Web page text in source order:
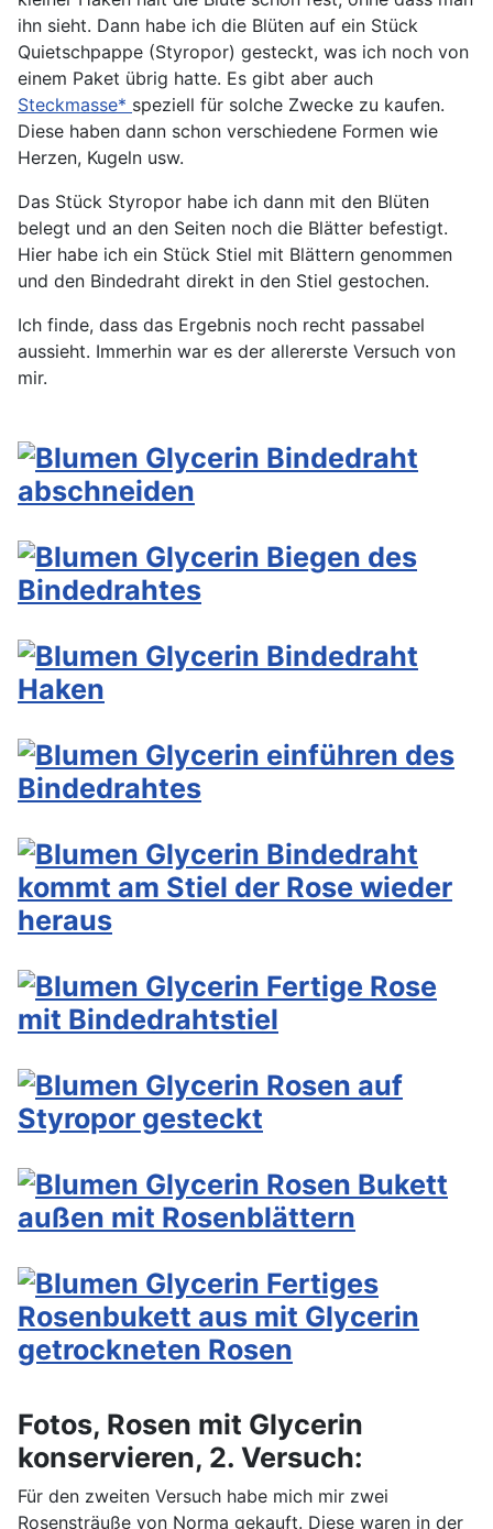
ihn sieht. Dann habe ich die Blüten auf ein Stück
Quietschpappe (Styropor) gesteckt, was ich noch von
einem Paket übrig hatte. Es gibt aber auch
Steckmasse* speziell für solche Zwecke zu kaufen.
Diese haben dann schon verschiedene Formen wie
Herzen, Kugeln usw.
Das Stück Styropor habe ich dann mit den Blüten
belegt und an den Seiten noch die Blätter befestigt.
Hier habe ich ein Stück Stiel mit Blättern genommen
und den Bindedraht direkt in den Stiel gestochen.
Ich finde, dass das Ergebnis noch recht passabel
aussieht. Immerhin war es der allererste Versuch von
mir.
Fotos, Rosen mit Glycerin
konservieren, 2. Versuch:
Für den zweiten Versuch habe mich mir zwei
Rosensträuße von Norma gekauft. Diese waren in der